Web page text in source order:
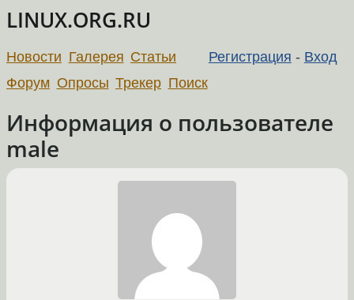
LINUX.ORG.RU
Регистрация - Вход
Новости Галерея Статьи
Форум Опросы Трекер Поиск
Информация о пользователе
male